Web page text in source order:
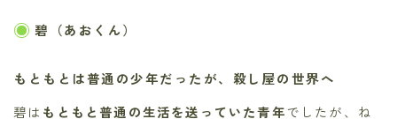
碧（あおくん）
もともとは普通の少年だったが、殺し屋の世界へ
碧は もともと普通の生活を送っていた青年でしたが、ね